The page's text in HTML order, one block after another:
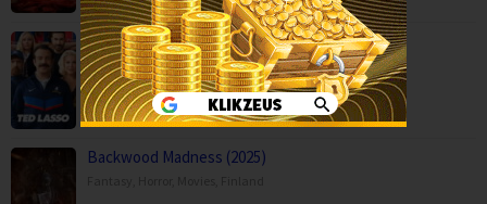
Ted Lasso Season 4 (2026)
Comedy,Drama,Serial TV,USA
Backwood Madness (2025)